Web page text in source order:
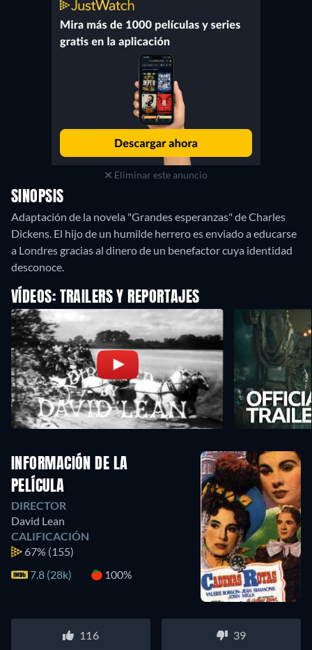
Eliminar este anuncio
SINOPSIS
Adaptación de la novela "Grandes esperanzas" de Charles
Dickens. El hijo de un humilde herrero es enviado a educarse
a Londres gracias al dinero de un benefactor cuya identidad
desconoce.
VÍDEOS: TRAILERS Y REPORTAJES
INFORMACIÓN DE LA
PELÍCULA
DIRECTOR
David Lean
CALIFICACIÓN
67% (155)
7.8 (28k)
100%
116 39